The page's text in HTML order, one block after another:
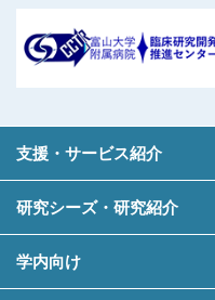
支援・サービス紹介
研究シーズ・研究紹介
学内向け